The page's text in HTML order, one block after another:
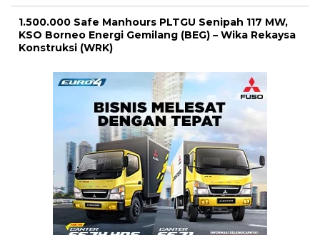
1.500.000 Safe Manhours PLTGU Senipah 117 MW,
KSO Borneo Energi Gemilang (BEG) – Wika Rekaysa
Konstruksi (WRK)